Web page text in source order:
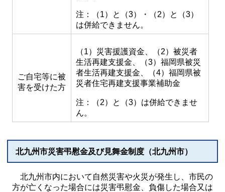
注：（1）と（3）・（2）と（3）
は併給できません。
ご自宅等に被
害を受けた方
（1）災害援護資金、（2）被災者
生活再建支援金、（3）福岡県被災
者生活再建支援金、（4）福岡県被
災者住宅再建支援事業補助金
注：（2）と（3）は併給できませ
ん。
北九州市災害弔慰金及び見舞金制度（北九州市）
北九州市内において自然災害や火災が発生し、市民の
方が亡くなった場合には災害弔慰金、負傷した場合又は